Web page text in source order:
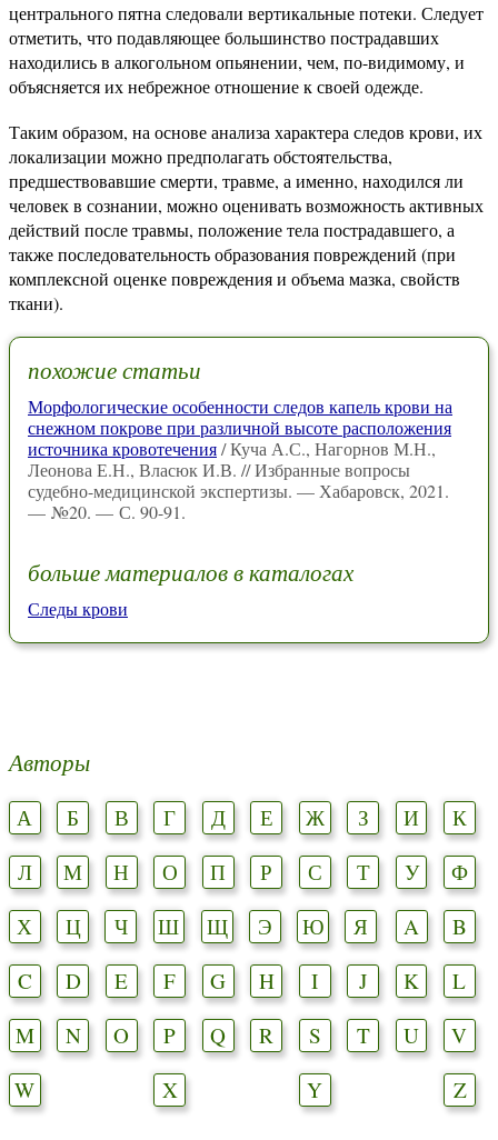
центрального пятна следовали вертикальные потеки. Следует
отметить, что подавляющее большинство пострадавших
находились в алкогольном опьянении, чем, по-видимому, и
объясняется их небрежное отношение к своей одежде.
Таким образом, на основе анализа характера следов крови, их
локализации можно предполагать обстоятельства,
предшествовавшие смерти, травме, а именно, находился ли
человек в сознании, можно оценивать возможность активных
действий после травмы, положение тела пострадавшего, а
также последовательность образования повреждений (при
комплексной оценке повреждения и объема мазка, свойств
ткани).
похожие статьи
Морфологические особенности следов капель крови на
снежном покрове при различной высоте расположения
источника кровотечения/ Куча А.С., Нагорнов М.Н.,
Леонова Е.Н., Власюк И.В. // Избранные вопросы
судебно-медицинской экспертизы. — Хабаровск, 2021.
— №20. — С. 90-91.
больше материалов в каталогах
Следы крови
Авторы
А Б В Г Д Е Ж З И
К
Л
М Н О П Р С Т У
Ф
Х
Ц Ч Ш Щ Э Ю Я A
B
C
D E F G H I J K
L
M
N O P Q R S T U
V
W
X Y Z